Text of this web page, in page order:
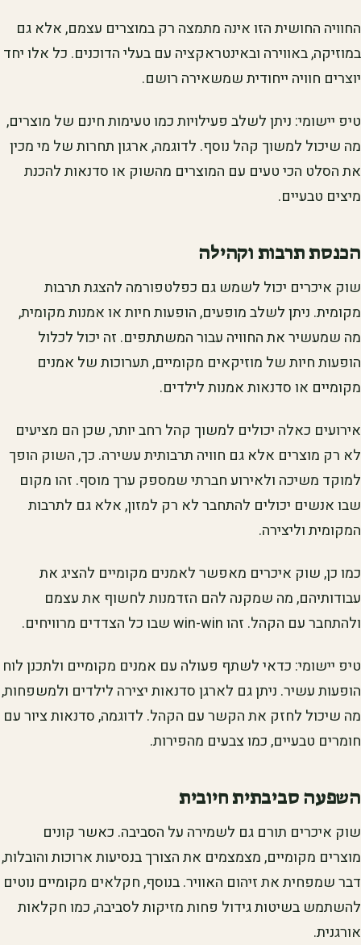
החוויה החושית הזו אינה מתמצה רק במוצרים עצמם, אלא גם
במוזיקה, באווירה ובאינטראקציה עם בעלי הדוכנים. כל אלו יחד
יוצרים חוויה ייחודית שמשאירה רושם.
טיפ יישומי: ניתן לשלב פעילויות כמו טעימות חינם של מוצרים,
מה שיכול למשוך קהל נוסף. לדוגמה, ארגון תחרות של מי מכין
את הסלט הכי טעים עם המוצרים מהשוק או סדנאות להכנת
מיצים טבעיים.
הכנסת תרבות וקהילה
שוק איכרים יכול לשמש גם כפלטפורמה להצגת תרבות
מקומית. ניתן לשלב מופעים, הופעות חיות או אמנות מקומית,
מה שמעשיר את החוויה עבור המשתתפים. זה יכול לכלול
הופעות חיות של מוזיקאים מקומיים, תערוכות של אמנים
מקומיים או סדנאות אמנות לילדים.
אירועים כאלה יכולים למשוך קהל רחב יותר, שכן הם מציעים
לא רק מוצרים אלא גם חוויה תרבותית עשירה. כך, השוק הופך
למוקד משיכה ולאירוע חברתי שמספק ערך מוסף. זהו מקום
שבו אנשים יכולים להתחבר לא רק למזון, אלא גם לתרבות
המקומית וליצירה.
כמו כן, שוק איכרים מאפשר לאמנים מקומיים להציג את
עבודותיהם, מה שמקנה להם הזדמנות לחשוף את עצמם
ולהתחבר עם הקהל. זהו win-win שבו כל הצדדים מרוויחים.
טיפ יישומי: כדאי לשתף פעולה עם אמנים מקומיים ולתכנן לוח
הופעות עשיר. ניתן גם לארגן סדנאות יצירה לילדים ולמשפחות,
מה שיכול לחזק את הקשר עם הקהל. לדוגמה, סדנאות ציור עם
חומרים טבעיים, כמו צבעים מהפירות.
השפעה סביבתית חיובית
שוק איכרים תורם גם לשמירה על הסביבה. כאשר קונים
מוצרים מקומיים, מצמצמים את הצורך בנסיעות ארוכות והובלות,
דבר שמפחית את זיהום האוויר. בנוסף, חקלאים מקומיים נוטים
להשתמש בשיטות גידול פחות מזיקות לסביבה, כמו חקלאות
אורגנית.